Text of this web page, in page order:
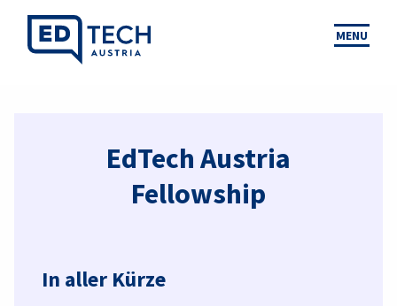
MENU
EdTech Austria
Fellowship
In aller Kürze